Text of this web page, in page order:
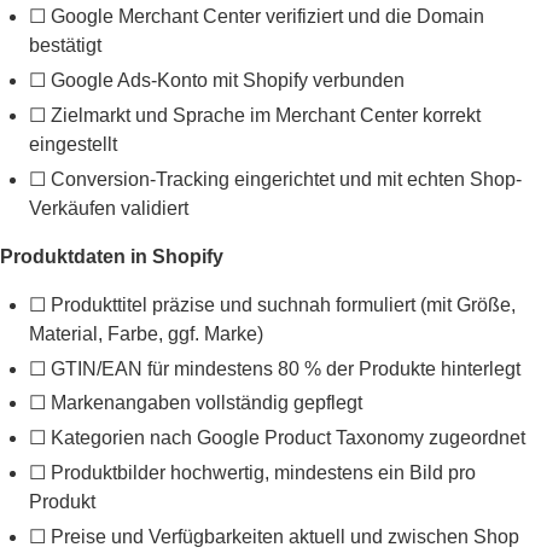
☐ Google Merchant Center verifiziert und die Domain
bestätigt
☐ Google Ads-Konto mit Shopify verbunden
☐ Zielmarkt und Sprache im Merchant Center korrekt
eingestellt
☐ Conversion-Tracking eingerichtet und mit echten Shop-
Verkäufen validiert
Produktdaten in Shopify
☐ Produkttitel präzise und suchnah formuliert (mit Größe,
Material, Farbe, ggf. Marke)
☐ GTIN/EAN für mindestens 80 % der Produkte hinterlegt
☐ Markenangaben vollständig gepflegt
☐ Kategorien nach Google Product Taxonomy zugeordnet
☐ Produktbilder hochwertig, mindestens ein Bild pro
Produkt
☐ Preise und Verfügbarkeiten aktuell und zwischen Shop